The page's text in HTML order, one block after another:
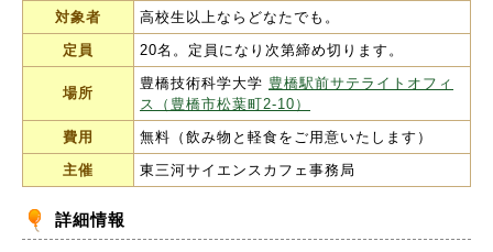
対象者
高校生以上ならどなたでも。
定員
20名。定員になり次第締め切ります。
場所
豊橋技術科学大学 豊橋駅前サテライトオフィ
ス（豊橋市松葉町2-10）
費用
無料（飲み物と軽食をご用意いたします）
主催
東三河サイエンスカフェ事務局
詳細情報